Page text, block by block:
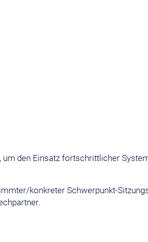
den Einsatz fortschrittlicher
konkreter Schwerpunkt-